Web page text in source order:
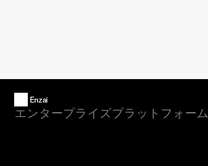
Enzai
エンタープライズプラットフォーム